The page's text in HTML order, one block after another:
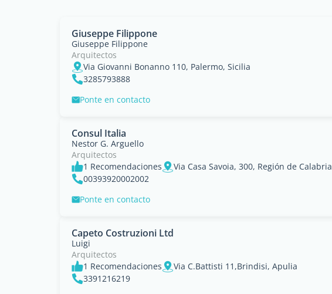
Giuseppe Filippone
Giuseppe Filippone
Arquitectos
Via Giovanni Bonanno 110, Palermo, Sicilia
3285793888
Ponte en contacto
Consul Italia
Nestor G. Arguello
Arquitectos
1 Recomendaciones
Via Casa Savoia, 300, Región de Calabria
00393920002002
Ponte en contacto
Capeto Costruzioni Ltd
Luigi
Arquitectos
1 Recomendaciones
Via C.Battisti 11,Brindisi, Apulia
3391216219